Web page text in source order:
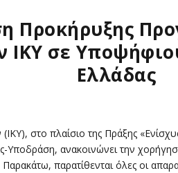
Προκήρυξης
σε
Ελλάδας
στο πλαίσιο της Πράξης
Υποδράση, ανακοινώνει την
παρατίθενται όλες οι